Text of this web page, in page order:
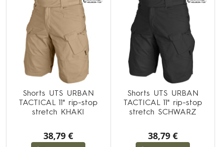
Shorts UTS URBAN
TACTICAL 11" rip-stop
stretch KHAKI
38,79 €
Shorts UTS URBAN
TACTICAL 11" rip-stop
stretch SCHWARZ
38,79 €